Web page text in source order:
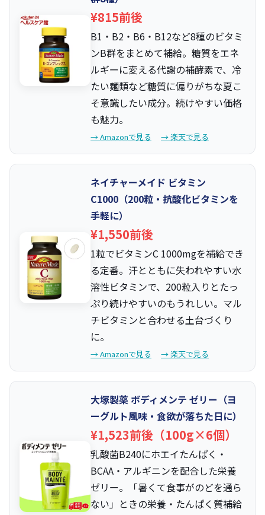
¥815前後
B1・B2・B6・B12など8種のビタミ
ンB群をまとめて補給。糖質をエネ
ルギーに変える代謝の補酵素で、冷
たい麺類など糖質に偏りがちな夏こ
そ意識したい成分。続けやすい価格
も魅力。
→ Amazonで見る → 楽天で見る
ネイチャーメイド ビタミン
C1000（200粒・抗酸化ビタミンを
手軽に）
¥1,550前後
1粒でビタミンC 1000mgを補給でき
る定番。汗とともに失われやすい水
溶性ビタミンで、200粒入りとたっ
ぷり続けやすいのもうれしい。マル
チビタミンと合わせる土台づくり
に。
→ Amazonで見る → 楽天で見る
大塚製薬 ボディメンテ ゼリー（ヨ
ーグルト風味・食欲が落ちた日に）
¥1,523前後（100g×6個）
乳酸菌B240にホエイたんぱく・
BCAA・アルギニンを配合した栄養
ゼリー。「暑くて食事がのどを通ら
ない」ときの栄養・たんぱく質補給